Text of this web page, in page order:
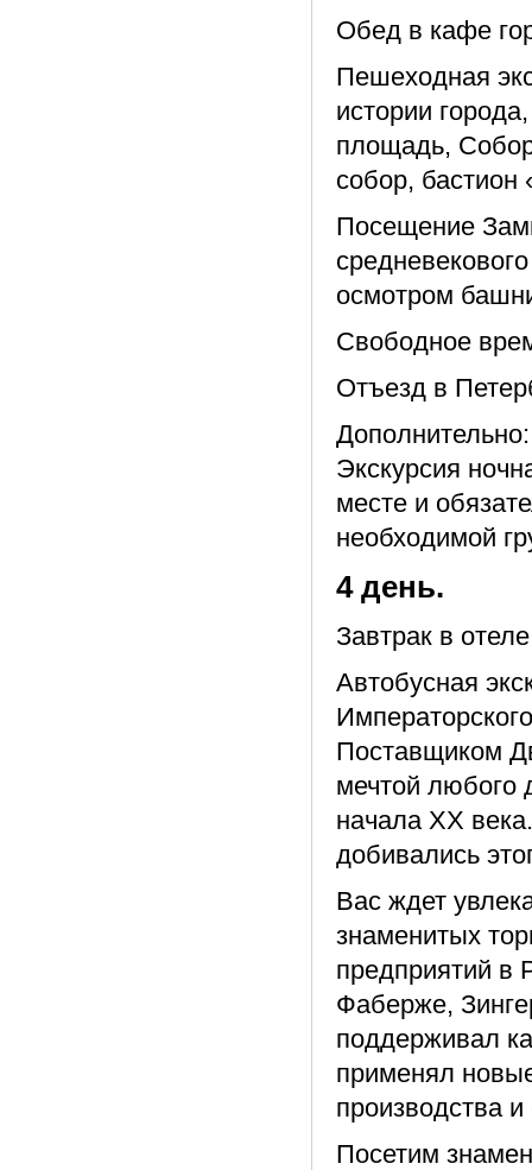
Обед в кафе
Пешеходная
истории
площадь,
собор,
Посещение
осмотром
Свободное
Отъезд в
Экскурсия
месте и
необходимой
4 день.
Завтрак в
Автобусная
Поставщиком
мечтой любого
начала XX
добивались
Вас ждет
знаменитых
предприятий в
Фаберже,
поддерживал
применял
производства
Посетим